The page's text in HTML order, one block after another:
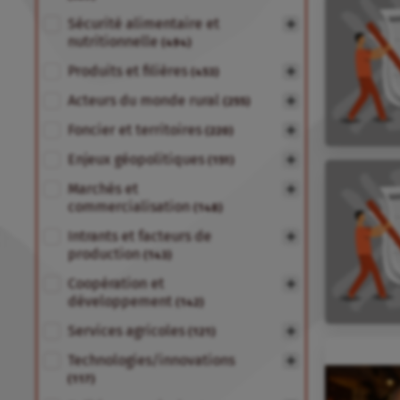
Sécurité alimentaire et
nutritionnelle (494)
Produits et filières (453)
Acteurs du monde rural
Foncier et territoires
Enjeux géopolitiques (151)
Marchés et
commercialisation (148)
Intrants et facteurs de
production (143)
Coopération et
développement
(142)
Services agricoles (121)
Technologies/innovations
(117)